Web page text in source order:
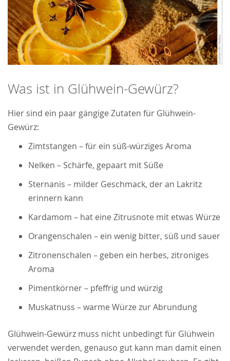
Was ist in Glühwein-Gewürz?
Hier sind ein paar gängige Zutaten für Glühwein-
Gewürz:
Zimtstangen – für ein süß-würziges Aroma
Nelken – Schärfe, gepaart mit Süße
Sternanis – milder Geschmack, der an Lakritz
erinnern kann
Kardamom – hat eine Zitrusnote mit etwas Würze
Orangenschalen – ein wenig bitter, süß und sauer
Zitronenschalen – geben ein herbes, zitroniges
Aroma
Pimentkörner – pfeffrig und würzig
Muskatnuss – warme Würze zur Abrundung
Glühwein-Gewürz muss nicht unbedingt für Glühwein
verwendet werden, genauso gut kann man damit einen